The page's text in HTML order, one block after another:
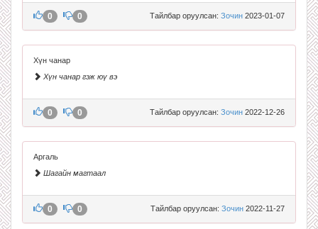
Тайлбар оруулсан: Зочин 2023-01-07
0 0
Хүн чанар
Хүн чанар гэж юү вэ
Тайлбар оруулсан: Зочин 2022-12-26
0 0
Аргаль
Шагайн магтаал
Тайлбар оруулсан: Зочин 2022-11-27
0 0